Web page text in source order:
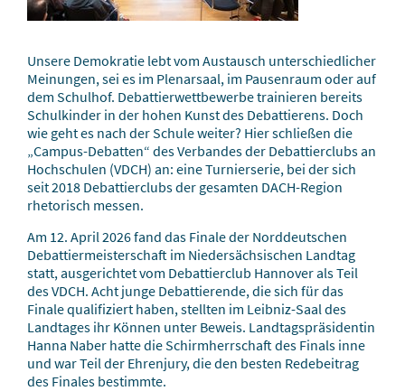
Unsere Demokratie lebt vom Austausch unterschiedlicher
Meinungen, sei es im Plenarsaal, im Pausenraum oder auf
dem Schulhof. Debattierwettbewerbe trainieren bereits
Schulkinder in der hohen Kunst des Debattierens. Doch
wie geht es nach der Schule weiter? Hier schließen die
„Campus-Debatten“ des Verbandes der Debattierclubs an
Hochschulen (VDCH) an: eine Turnierserie, bei der sich
seit 2018 Debattierclubs der gesamten DACH-Region
rhetorisch messen.
Am 12. April 2026 fand das Finale der Norddeutschen
Debattiermeisterschaft im Niedersächsischen Landtag
statt, ausgerichtet vom Debattierclub Hannover als Teil
des VDCH. Acht junge Debattierende, die sich für das
Finale qualifiziert haben, stellten im Leibniz-Saal des
Landtages ihr Können unter Beweis. Landtagspräsidentin
Hanna Naber hatte die Schirmherrschaft des Finals inne
und war Teil der Ehrenjury, die den besten Redebeitrag
des Finales bestimmte.